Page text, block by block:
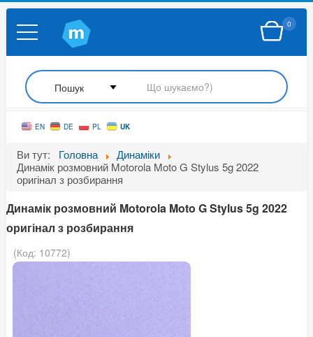
0
EN DE PL UK
Ви тут: Головна
Динаміки
Динамік розмовний Motorola Moto G Stylus 5g 2022
оригінал з розбирання
Динамік розмовний Motorola Moto G Stylus 5g 2022
оригінал з розбирання
(Код: 10772)